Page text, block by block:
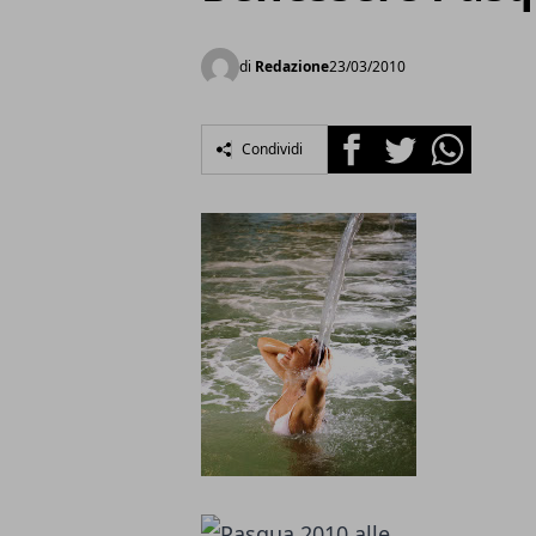
di Redazione23/03/2010
Condividi FacebookTwitterWhatsapp